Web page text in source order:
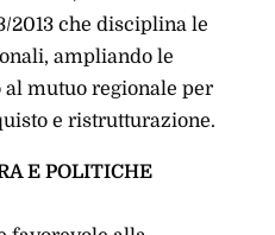
2013 che disciplina le
ampliando le
mutuo regionale per
e ristrutturazione.
E POLITICHE